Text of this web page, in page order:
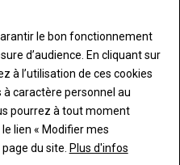
et créez votre
à tout {nom-site}.
compte
le bon fonctionnement
d’audience. En cliquant sur
à l’utilisation de ces cookies
caractère personnel au
pourrez à tout moment
lien « Modifier mes
du site. Plus d'infos